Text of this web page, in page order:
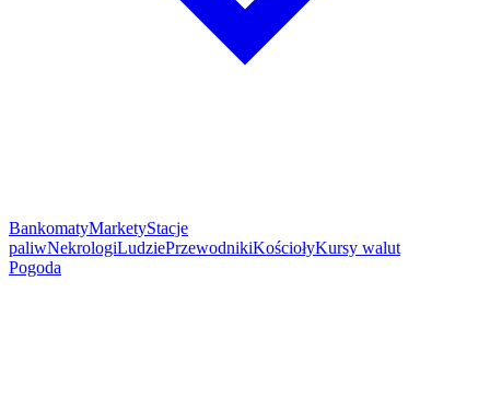
BankomatyMarketyStacje
paliwNekrologiLudziePrzewodnikiKościołyKursy walut
Pogoda